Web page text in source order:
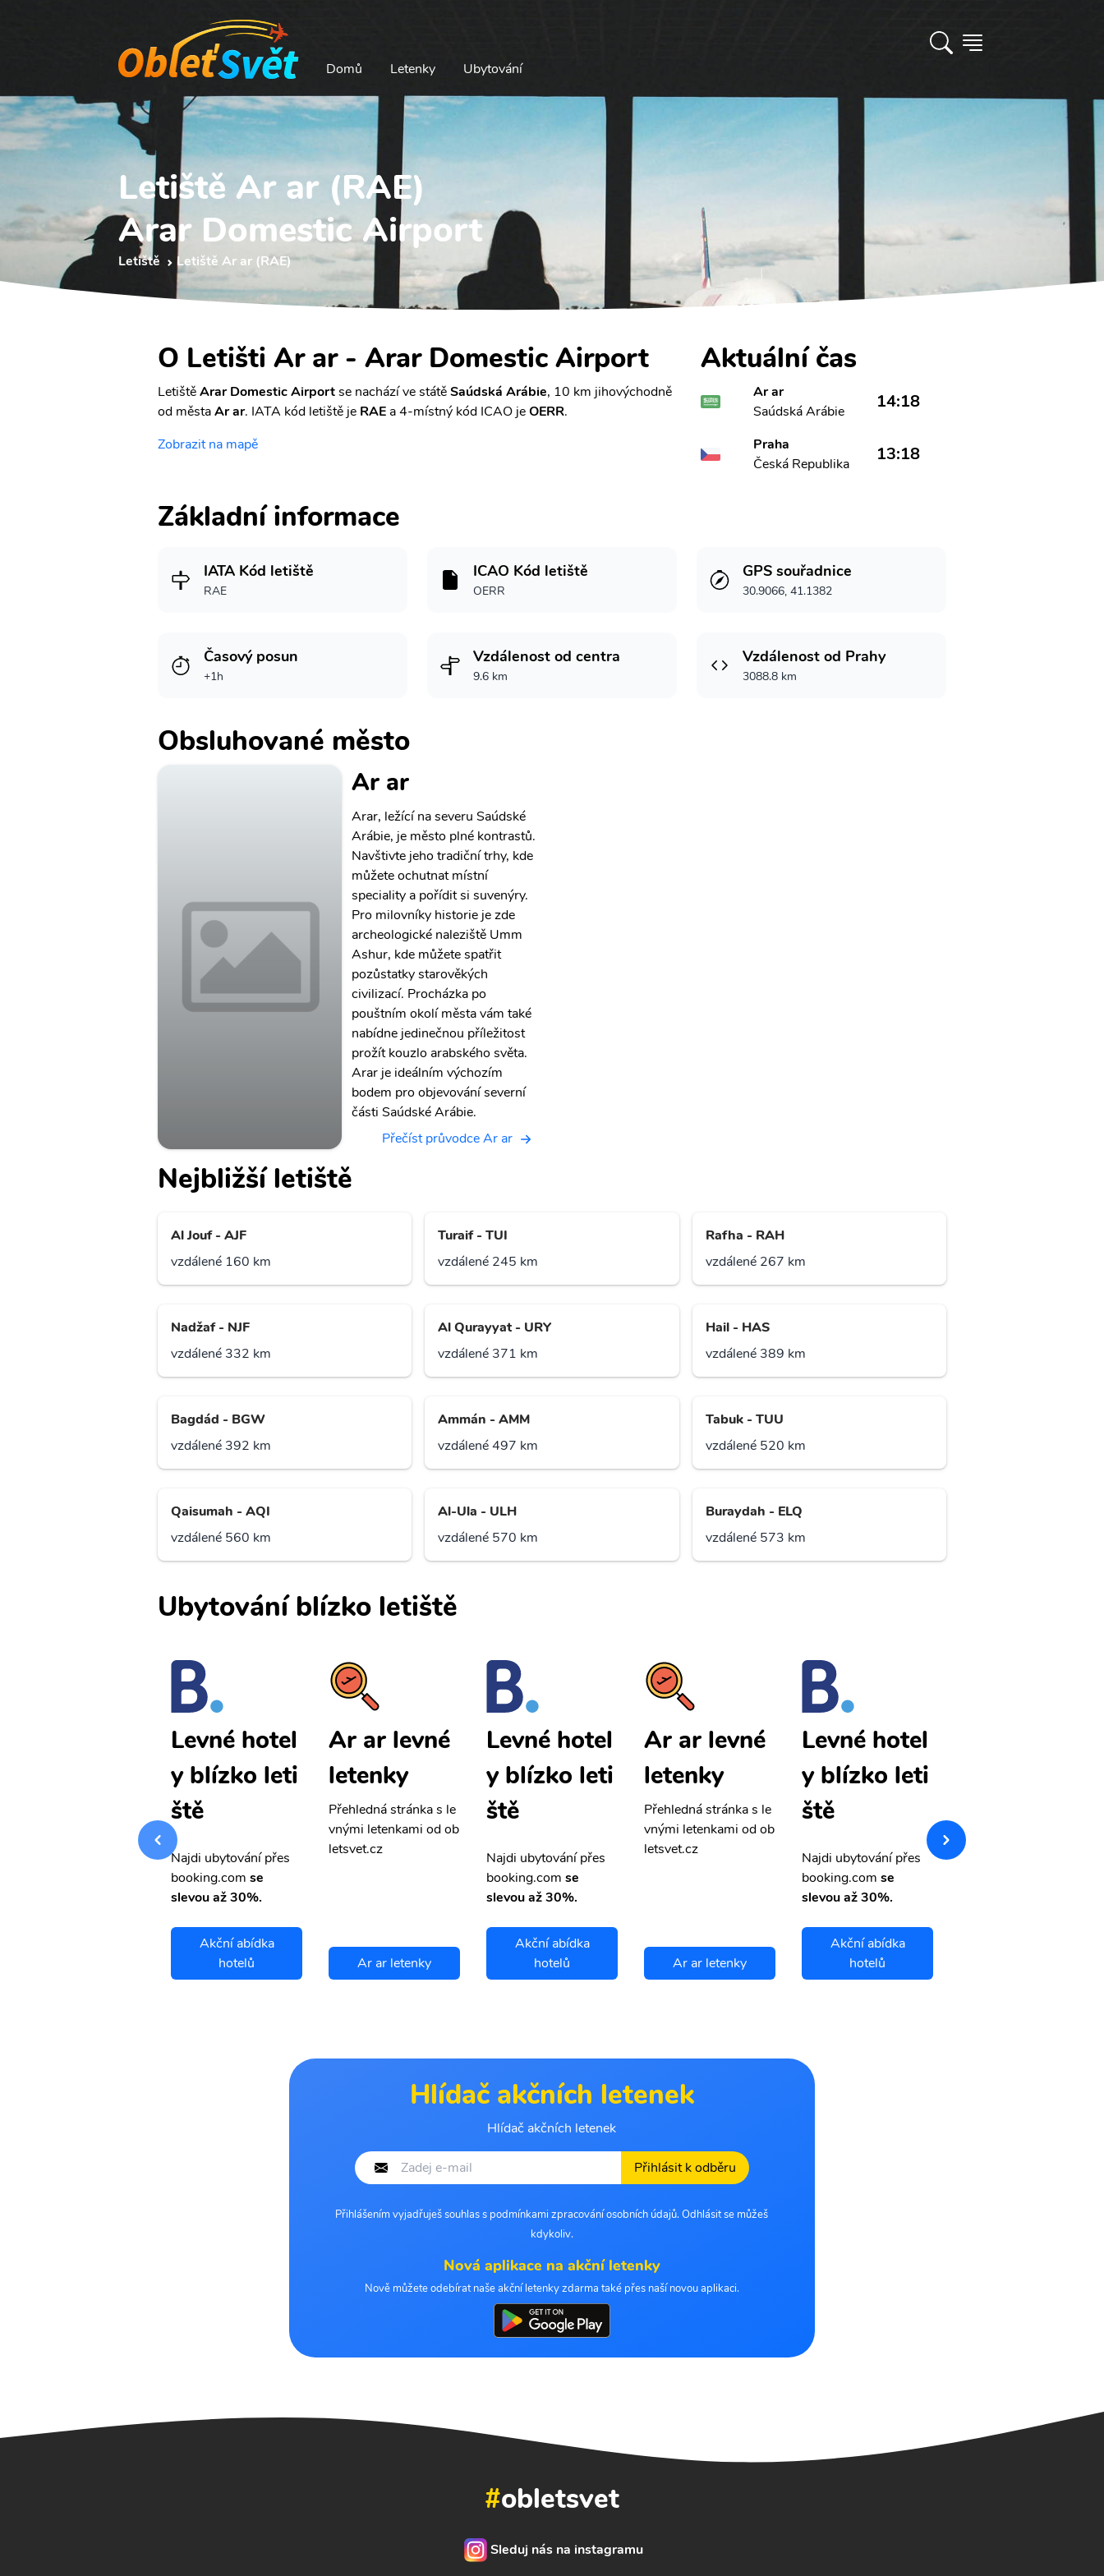
Domů Letenky Ubytování
Letiště Ar ar (RAE)
Arar Domestic Airport
Letiště Letiště Ar ar (RAE)
O Letišti Ar ar - Arar Domestic Airport
LetištěArar Domestic Airportse nachází ve státěSaúdská Arábie, 10 km jihovýchodně
od městaAr ar. IATA kód letiště je RAE a 4-místný kód ICAO jeOERR.
Zobrazit na mapě
Aktuální čas
Ar ar
Saúdská Arábie
14:18
Praha
Česká Republika
13:18
Základní informace
IATA Kód letiště
RAE
ICAO Kód letiště
OERR
GPS souřadnice
30.9066, 41.1382
Časový posun
+1h
Vzdálenost od centra
9.6 km
Vzdálenost od Prahy
3088.8 km
Obsluhované město
Ar ar
Arar, ležící na severu Saúdské
Arábie, je město plné kontrastů.
Navštivte jeho tradiční trhy, kde
můžete ochutnat místní
speciality a pořídit si suvenýry.
Pro milovníky historie je zde
archeologické naleziště Umm
Ashur, kde můžete spatřit
pozůstatky starověkých
civilizací. Procházka po
pouštním okolí města vám také
nabídne jedinečnou příležitost
prožít kouzlo arabského světa.
Arar je ideálním výchozím
bodem pro objevování severní
části Saúdské Arábie.
Přečíst průvodce Ar ar
Nejbližší letiště
Al Jouf - AJF
vzdálené 160 km
Turaif - TUI
vzdálené 245 km
Rafha - RAH
vzdálené 267 km
Nadžaf - NJF
vzdálené 332 km
Al Qurayyat - URY
vzdálené 371 km
Hail - HAS
vzdálené 389 km
Bagdád - BGW
vzdálené 392 km
Ammán - AMM
vzdálené 497 km
Tabuk - TUU
vzdálené 520 km
Qaisumah - AQI
vzdálené 560 km
Al-Ula - ULH
vzdálené 570 km
Buraydah - ELQ
vzdálené 573 km
Ubytování blízko letiště
vnými letenkami od ob
Levné hotel
y blízko leti
ště
Najdi ubytování přes
booking.com se
slevou až 30%.
Akční abídka
hotelů
Ar ar levné
letenky
Přehledná stránka s le
vnými letenkami od ob
letsvet.cz
Ar ar letenky
Levné hotel
y blízko leti
ště
Najdi ubytování přes
booking.com se
slevou až 30%.
Akční abídka
hotelů
Ar ar levné
letenky
Přehledná stránka s le
vnými letenkami od ob
letsvet.cz
Ar ar letenky
Levné hotel
y blízko leti
ště
Najdi ubytování přes
booking.com se
slevou až 30%.
Akční abídka
hotelů
vnými letenkami od ob
letsvet.cz
Hlídač akčních letenek
Hlídač akčních letenek
Přihlásit k odběru
Přihlášením vyjadřuješ souhlas s podmínkami zpracování osobních údajů. Odhlásit se můžeš
kdykoliv.
Nová aplikace na akční letenky
Nově můžete odebírat naše akční letenky zdarma také přes naší novou aplikaci.
#obletsvet
Sleduj nás na instagramu